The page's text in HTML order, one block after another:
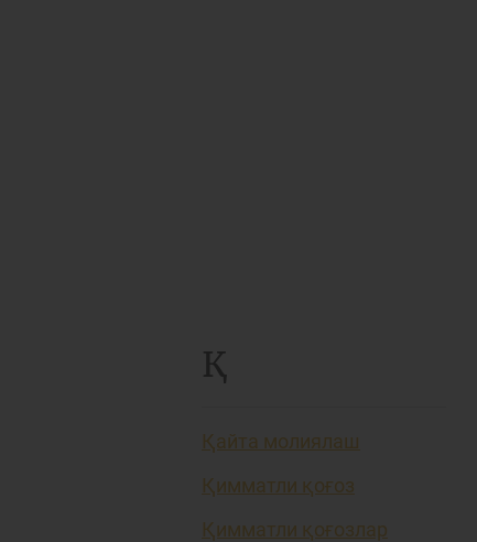
Қ
Қайта молиялаш
Қимматли қоғоз
Қимматли қоғозлар